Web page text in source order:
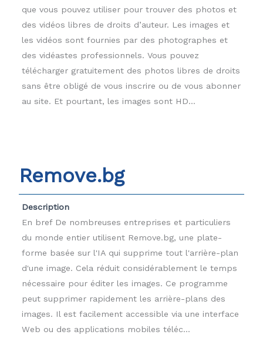
que vous pouvez utiliser pour trouver des photos et
des vidéos libres de droits d’auteur. Les images et
les vidéos sont fournies par des photographes et
des vidéastes professionnels. Vous pouvez
télécharger gratuitement des photos libres de droits
sans être obligé de vous inscrire ou de vous abonner
au site. Et pourtant, les images sont HD...
Remove.bg
Description
En bref De nombreuses entreprises et particuliers
du monde entier utilisent Remove.bg, une plate-
forme basée sur l'IA qui supprime tout l'arrière-plan
d'une image. Cela réduit considérablement le temps
nécessaire pour éditer les images. Ce programme
peut supprimer rapidement les arrière-plans des
images. Il est facilement accessible via une interface
Web ou des applications mobiles téléc...